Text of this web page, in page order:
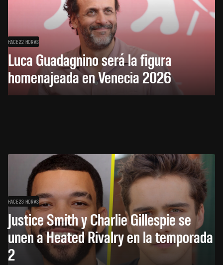
HACE 22 HORAS
Luca Guadagnino será la figura
homenajeada en Venecia 2026
HACE 23 HORAS
Justice Smith y Charlie Gillespie se
unen a Heated Rivalry en la temporada
2